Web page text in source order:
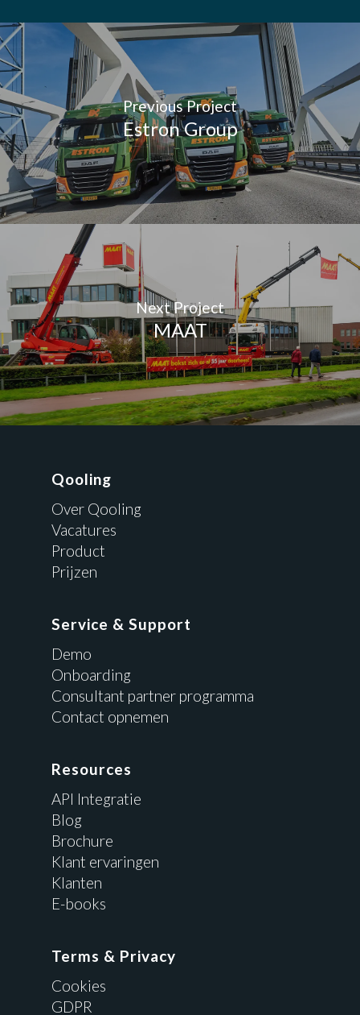
Previous Project
Estron Group
Next Project
MAAT
Qooling
Over Qooling
Vacatures
Product
Prijzen
Service & Support
Demo
Onboarding
Consultant partner programma
Contact opnemen
Resources
API Integratie
Blog
Brochure
Klant ervaringen
Klanten
E-books
Terms & Privacy
Cookies
GDPR